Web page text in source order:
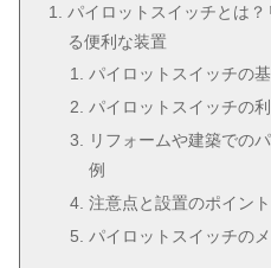
パイロットスイッチとは
る便利な装置
パイロットスイッチの
パイロットスイッチの
リフォームや建築での
例
注意点と設置のポイント
パイロットスイッチの